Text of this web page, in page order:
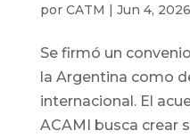
por CATM | Jun 4, 2026
Se firmó un
la Argentina como
internacional. El
ACAMI busca crear